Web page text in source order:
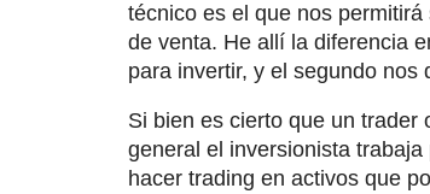
técnico es el que nos
de venta. He allí la diferencia
para invertir, y el segundo nos
Si bien es cierto que un trader
general el inversionista
hacer trading en activos que